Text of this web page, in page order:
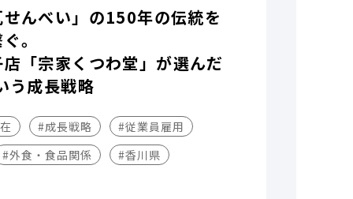
んべい」の150年の伝統を
。
「宗家くつわ堂」が選んだ
う成長戦略
#成長戦略
#従業員雇用
#外食・食品関係
#香川県